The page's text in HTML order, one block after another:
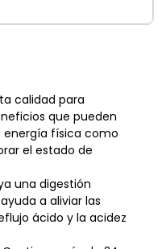
calidad para
que pueden
física como
el estado de
una digestión
a aliviar las
ácido y la acidez